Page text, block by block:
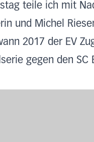
teile ich mit
und Michel
2017 der EV
gegen den SC